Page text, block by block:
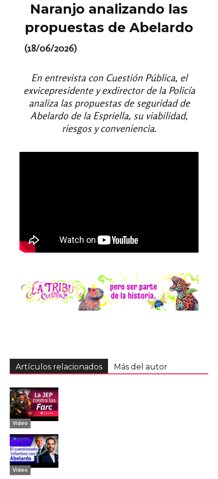
Naranjo analizando las
propuestas de Abelardo
(18/06/2026)
En entrevista con Cuestión Pública, el
exvicepresidente y exdirector de la Policía
analiza las propuestas de seguridad de
Abelardo de la Espriella, su viabilidad,
riesgos y conveniencia.
Artículos relacionados Más del autor
Video
Video